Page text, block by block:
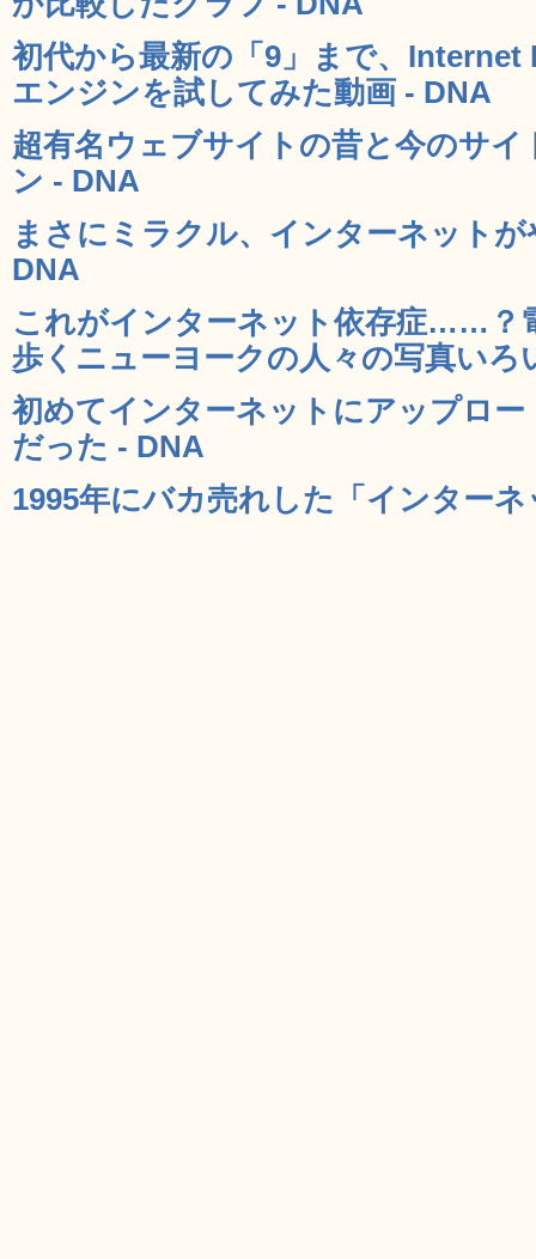
初代から最新の「9」まで、
エンジンを試してみた動画 - DNA
超有名ウェブサイトの昔と今のサ
ン - DNA
まさにミラクル、インターネット
DNA
これがインターネット依存症……？
歩くニューヨークの人々の写真いろ
初めてインターネットにアップロ
だった - DNA
1995年にバカ売れした「インター